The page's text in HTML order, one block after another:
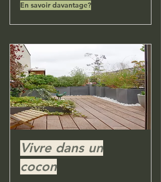
En savoir davantage?
Vivre dans un
cocon